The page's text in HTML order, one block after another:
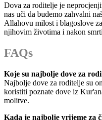
Dova za roditelje je
nas uči da budemo zahvalni
Allahovu milost i blagoslove
njihovim životima i nakon
FAQs
Koje su najbolje dove za
Najbolje dove za roditelje su
koristiti poznate dove iz
molitve.
Kada je najbolje vrijeme za